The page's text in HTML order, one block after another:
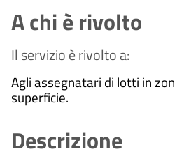
A chi è rivolto
Il servizio è rivolto a:
Agli assegnatari di lotti in
superficie.
Descrizione